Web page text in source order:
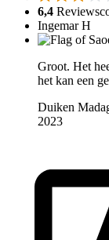
6,4
Ingemar H
Groot. Het
het kan een
Duiken
2023